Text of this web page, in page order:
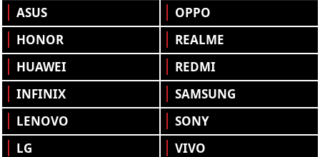
ASUS
HONOR
HUAWEI
INFINIX
LENOVO
LG
OPPO
REALME
REDMI
SAMSUNG
SONY
VIVO